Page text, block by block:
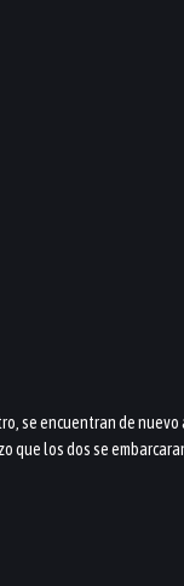
encuentran de
los dos se